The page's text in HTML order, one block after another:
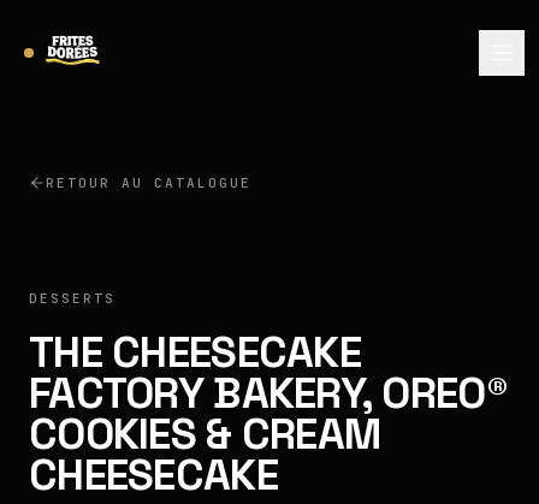
RETOUR AU CATALOGUE
DESSERTS
THE CHEESECAKE
FACTORY BAKERY, OREO®
COOKIES & CREAM
CHEESECAKE